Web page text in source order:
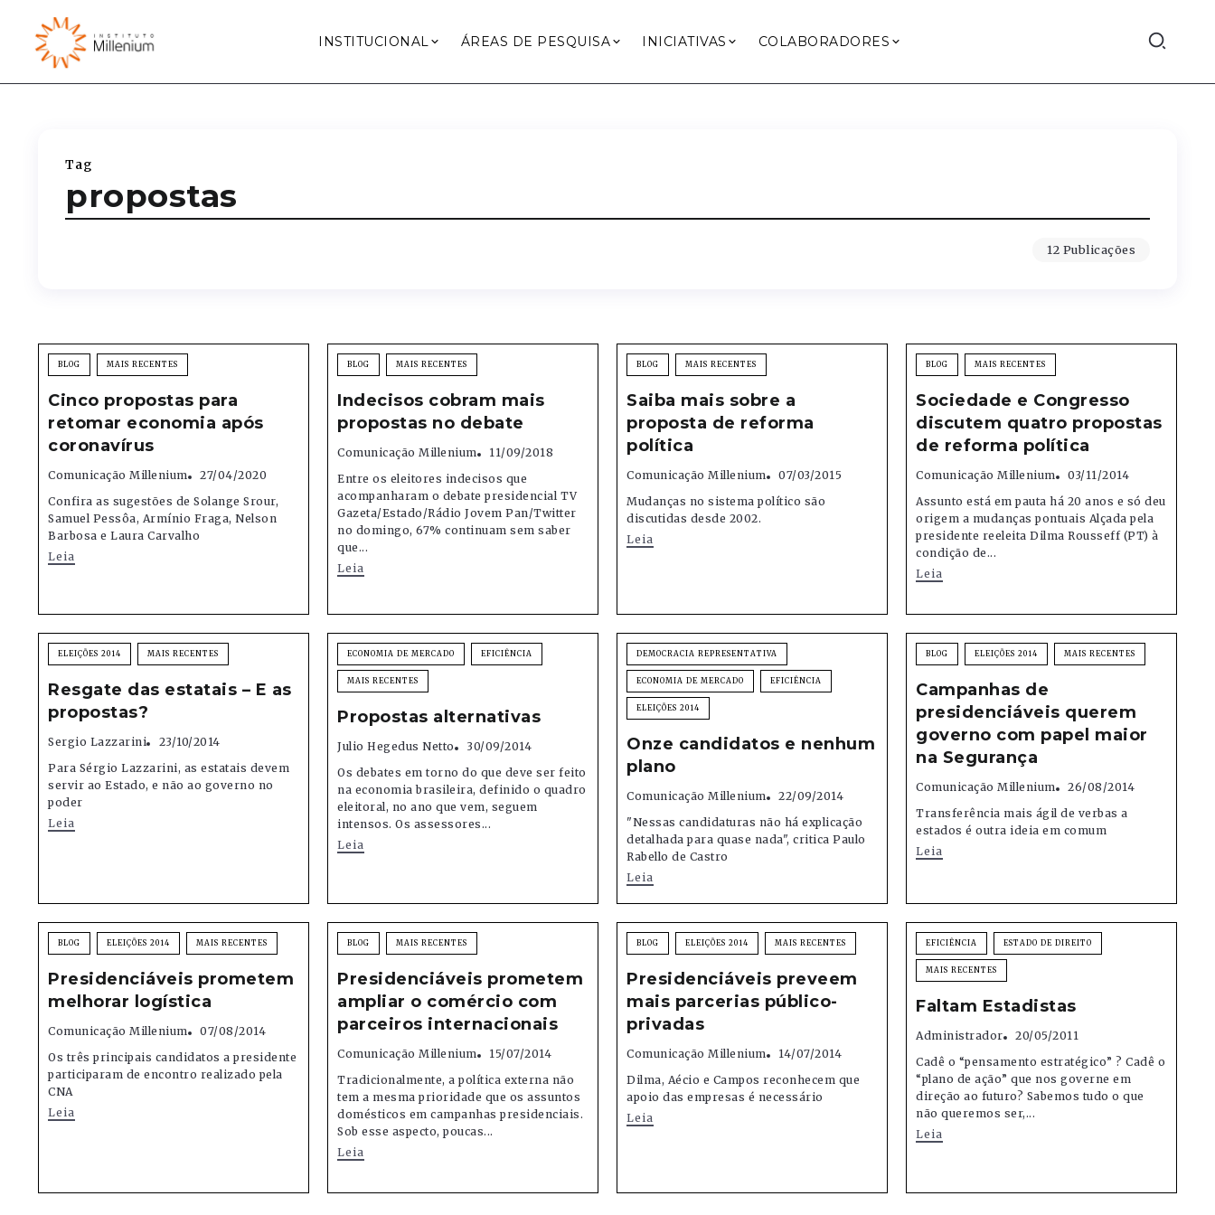
INSTITUCIONAL ÁREAS DE PESQUISA INICIATIVAS COLABORADORES
Tag
propostas
12 Publicações
BLOG MAIS RECENTES
Cinco propostas para
retomar economia após
coronavírus
Comunicação Millenium
27/04/2020
Confira as sugestões de Solange Srour,
Samuel Pessôa, Armínio Fraga, Nelson
Barbosa e Laura Carvalho
Leia
BLOG MAIS RECENTES
Indecisos cobram mais
propostas no debate
Comunicação Millenium
11/09/2018
Entre os eleitores indecisos que
acompanharam o debate presidencial TV
Gazeta/Estado/Rádio Jovem Pan/Twitter
no domingo, 67% continuam sem saber
que...
Leia
BLOG MAIS RECENTES
Saiba mais sobre a
proposta de reforma
política
Comunicação Millenium
07/03/2015
Mudanças no sistema político são
discutidas desde 2002.
Leia
BLOG MAIS RECENTES
Sociedade e Congresso
discutem quatro propostas
de reforma política
Comunicação Millenium
03/11/2014
Assunto está em pauta há 20 anos e só deu
origem a mudanças pontuais Alçada pela
presidente reeleita Dilma Rousseff (PT) à
condição de...
Leia
ELEIÇÕES 2014 MAIS RECENTES
Resgate das estatais – E as
propostas?
Sergio Lazzarini
23/10/2014
Para Sérgio Lazzarini, as estatais devem
servir ao Estado, e não ao governo no
poder
Leia
ECONOMIA DE MERCADO EFICIÊNCIA
MAIS RECENTES
Propostas alternativas
Julio Hegedus Netto
30/09/2014
Os debates em torno do que deve ser feito
na economia brasileira, definido o quadro
eleitoral, no ano que vem, seguem
intensos. Os assessores...
Leia
DEMOCRACIA REPRESENTATIVA
ECONOMIA DE MERCADO EFICIÊNCIA
ELEIÇÕES 2014
Onze candidatos e nenhum
plano
Comunicação Millenium
22/09/2014
"Nessas candidaturas não há explicação
detalhada para quase nada", critica Paulo
Rabello de Castro
Leia
BLOG ELEIÇÕES 2014 MAIS RECENTES
Campanhas de
presidenciáveis querem
governo com papel maior
na Segurança
Comunicação Millenium
26/08/2014
Transferência mais ágil de verbas a
estados é outra ideia em comum
Leia
BLOG ELEIÇÕES 2014 MAIS RECENTES
Presidenciáveis prometem
melhorar logística
Comunicação Millenium
07/08/2014
Os três principais candidatos a presidente
participaram de encontro realizado pela
CNA
Leia
BLOG MAIS RECENTES
Presidenciáveis prometem
ampliar o comércio com
parceiros internacionais
Comunicação Millenium
15/07/2014
Tradicionalmente, a política externa não
tem a mesma prioridade que os assuntos
domésticos em campanhas presidenciais.
Sob esse aspecto, poucas...
Leia
BLOG ELEIÇÕES 2014 MAIS RECENTES
Presidenciáveis preveem
mais parcerias público-
privadas
Comunicação Millenium
14/07/2014
Dilma, Aécio e Campos reconhecem que
apoio das empresas é necessário
Leia
EFICIÊNCIA ESTADO DE DIREITO
MAIS RECENTES
Faltam Estadistas
Administrador
20/05/2011
Cadê o “pensamento estratégico” ? Cadê o
“plano de ação” que nos governe em
direção ao futuro? Sabemos tudo o que
não queremos ser,...
Leia